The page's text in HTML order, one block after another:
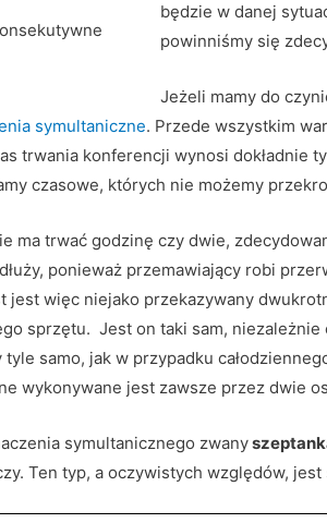
będzie w danej
powinniśmy się
Jeżeli mamy do
symultaniczne. Przede wszystkim
trwania konferencji wynosi dokładnie
czasowe, których nie możemy
ma trwać godzinę czy dwie,
ponieważ przemawiający robi
jest więc niejako przekazywany
sprzętu. Jest on taki sam,
tyle samo, jak w przypadku
wykonywane jest zawsze przez dwie
symultanicznego zwany
Ten typ, a oczywistych względów,